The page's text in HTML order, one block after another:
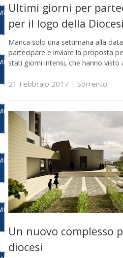
Ultimi giorni per
per il logo della Diocesi
Manca solo una settimana alla
partecipare e inviare la proposta
stati giorni intensi, che hanno visto
21 Febbraio 2017 | Sorrento
Un nuovo complesso
diocesi